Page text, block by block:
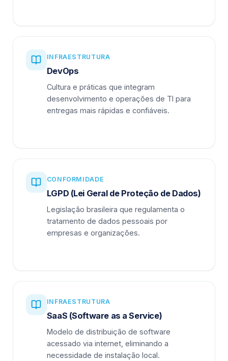
INFRAESTRUTURA
DevOps
Cultura e práticas que integram
desenvolvimento e operações de TI para
entregas mais rápidas e confiáveis.
CONFORMIDADE
LGPD (Lei Geral de Proteção de Dados)
Legislação brasileira que regulamenta o
tratamento de dados pessoais por
empresas e organizações.
INFRAESTRUTURA
SaaS (Software as a Service)
Modelo de distribuição de software
acessado via internet, eliminando a
necessidade de instalação local.